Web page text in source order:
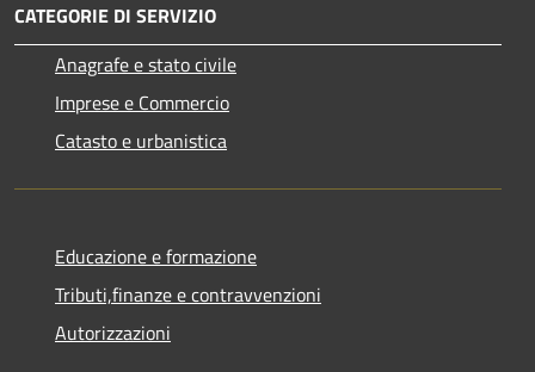
CATEGORIE DI SERVIZIO
Anagrafe e stato civile
Imprese e Commercio
Catasto e urbanistica
Educazione e formazione
Tributi,finanze e contravvenzioni
Autorizzazioni